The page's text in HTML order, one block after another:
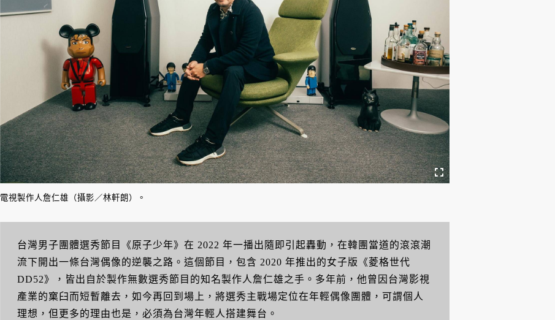
電視製作人詹仁雄（攝影／林軒朗）。
台灣男子團體選秀節目《原子少年》在 2022 年一播出隨即引起轟動，在韓團當道的滾滾潮
流下開出一條台灣偶像的逆襲之路。這個節目，包含 2020 年推出的女子版《菱格世代
DD52》，皆出自於製作無數選秀節目的知名製作人詹仁雄之手。多年前，他曾因台灣影視
產業的窠臼而短暫離去，如今再回到場上，將選秀主戰場定位在年輕偶像團體，可謂個人
理想，但更多的理由也是，必須為台灣年輕人搭建舞台。